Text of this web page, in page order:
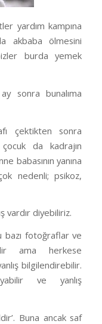
yardım kampına
akbaba ölmesini
burda yemek
sonra bunalıma
çektikten sonra
da kadrajın
babasının yanına
nedenli; psikoz,
vardır diyebiliriz.
bazı fotoğraflar ve
ama herkese
bilgilendirebilir.
ve yanlış
Buna ancak saf